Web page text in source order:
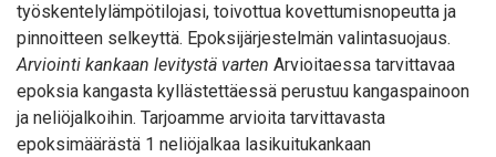
työskentelylämpötilojasi, toivottua kovettumisnopeutta ja
pinnoitteen selkeyttä. Epoksijärjestelmän valintasuojaus.
Arviointi kankaan levitystä varten Arvioitaessa tarvittavaa
epoksia kangasta kyllästettäessä perustuu kangaspainoon
ja neliöjalkoihin. Tarjoamme arvioita tarvittavasta
epoksimäärästä 1 neliöjalkaa lasikuitukankaan